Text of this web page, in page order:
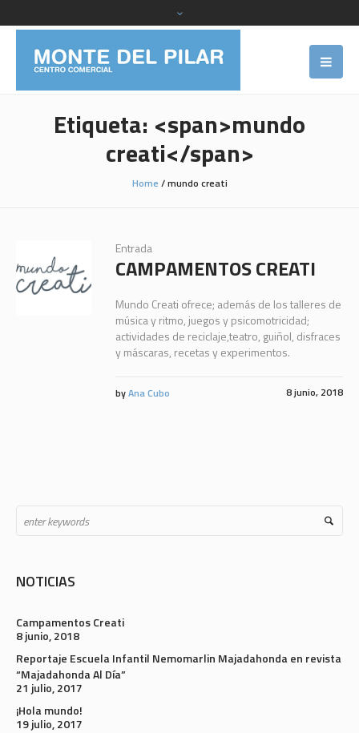
Etiqueta: <span>mundo
creati</span>
Home /mundo creati
Entrada
CAMPAMENTOS CREATI
Mundo Creati ofrece; además de los talleres de
música y ritmo, juegos y psicomotricidad;
actividades de reciclaje,teatro, guiñol, disfraces
y máscaras, recetas y experimentos.
8 junio, 2018
byAna Cubo
NOTICIAS
Campamentos Creati
8 junio, 2018
Reportaje Escuela Infantil Nemomarlin Majadahonda en revista
“Majadahonda Al Día”
21 julio, 2017
¡Hola mundo!
19 julio, 2017